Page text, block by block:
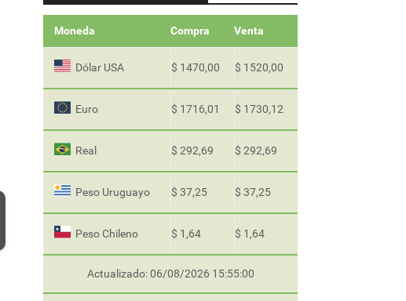
Moneda Compra Venta
Dólar USA $ 1470,00 $ 1520,00
Euro $ 1716,01 $ 1730,12
Real $ 292,69 $ 292,69
Peso Uruguayo $ 37,25 $ 37,25
Peso Chileno $ 1,64 $ 1,64
Actualizado: 06/08/2026 15:55:00